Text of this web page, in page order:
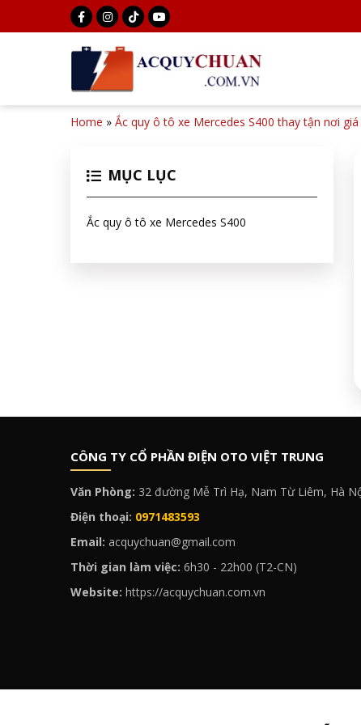
Home » Ắc quy ô tô xe Mercedes S400 thay tận nơi
MỤC LỤC
Ắc quy ô tô xe Mercedes S400
CÔNG TY CỔ PHẦN ĐIỆN OTO VIỆT TRUNG
Văn Phòng: 32 đường Mễ Trì Hạ, Nam Từ Liêm, Hà
Điện thoại: 0971483593
Email: acquychuan@gmail.com
Thời gian làm việc: 6h30 - 22h00 (T2-CN)
Website: https://acquychuan.com.vn